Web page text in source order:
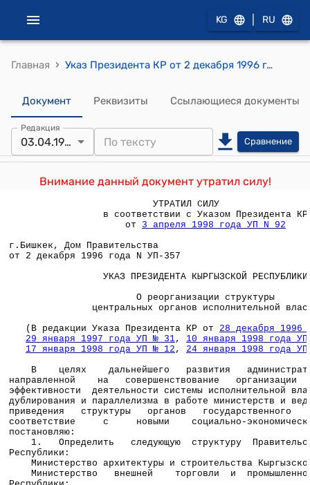
KG RU
Главная › Указ Президента КР от 2 декабря 1996 года N УП-357 "О реорганизации структуры центральных органов исполнительной власти"
Документ Реквизиты Ссылающиеся документы
Редакция
03.04.1998 Сравнение
Внимание данный документ утратил силу!